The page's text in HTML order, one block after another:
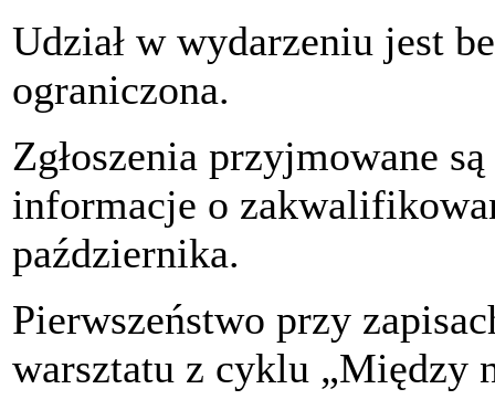
Udział w wydarzeniu jest
ograniczona.
Zgłoszenia przyjmowane
informacje o
października.
Pierwszeństwo przy
warsztatu z cyklu „Między